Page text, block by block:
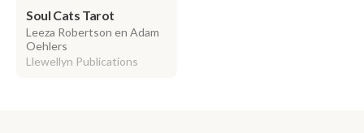
Soul Cats Tarot
Leeza Robertson en Adam
Oehlers
Llewellyn Publications